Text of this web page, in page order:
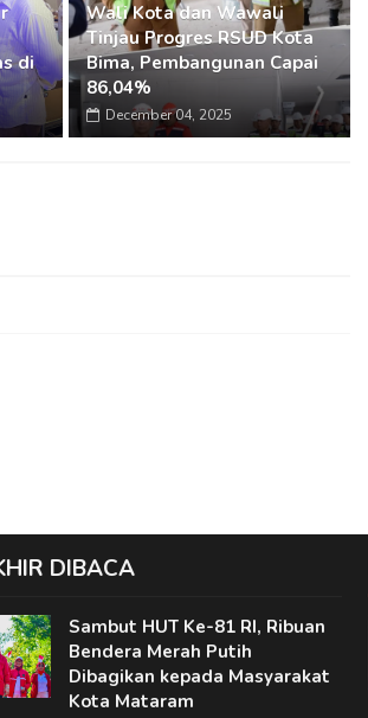
di
Wali Kota dan Wawali
Tinjau Progres RSUD Kota
Bima, Pembangunan Capai
86,04%
December 04, 2025
DIBACA
Sambut HUT Ke-81 RI, Ribuan
Bendera Merah Putih
Dibagikan kepada Masyarakat
Kota Mataram